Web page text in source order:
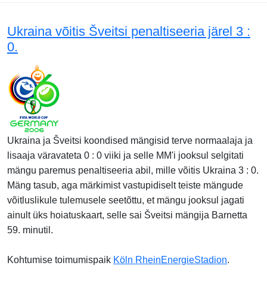
Ukraina võitis Šveitsi penaltiseeria järel 3 :
0.
Ukraina ja Šveitsi koondised mängisid terve normaalaja ja
lisaaja väravateta 0 : 0 viiki ja selle MM'i jooksul selgitati
mängu paremus penaltiseeria abil, mille võitis Ukraina 3 : 0.
Mäng tasub, aga märkimist vastupidiselt teiste mängude
võitluslikule tulemusele seetõttu, et mängu jooksul jagati
ainult üks hoiatuskaart, selle sai Šveitsi mängija Barnetta
59. minutil.
Kohtumise toimumispaik Köln RheinEnergieStadion.